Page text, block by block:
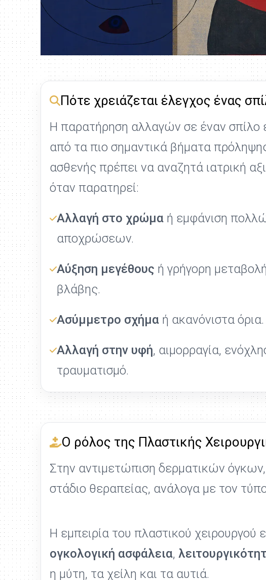
Πότε χρειάζεται έλεγχος ένας
Η παρατήρηση αλλαγών σε έναν σπίλο
από τα πιο σημαντικά βήματα
ασθενής πρέπει να αναζητά ιατρική
όταν παρατηρεί:
Αλλαγή στο χρώμα ή εμφάνιση
αποχρώσεων.
Αύξηση μεγέθους ή γρήγορη
βλάβης.
Ασύμμετρο σχήμα ή ακανόνιστα όρια.
Αλλαγή στην υφή, αιμορραγία,
τραυματισμό.
Ο ρόλος της Πλαστικής
Στην αντιμετώπιση δερματικών
στάδιο θεραπείας, ανάλογα με τον
Η εμπειρία του πλαστικού χειρουργού
ογκολογική ασφάλεια,
η μύτη, τα χείλη και τα αυτιά.